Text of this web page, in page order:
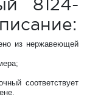
8124-
из нержавеющей
соответствует